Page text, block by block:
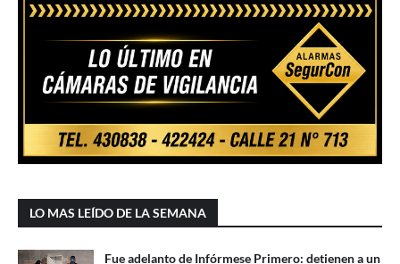
LO MAS LEÍDO DE LA SEMANA
Fue adelanto de Infórmese Primero: detienen a un